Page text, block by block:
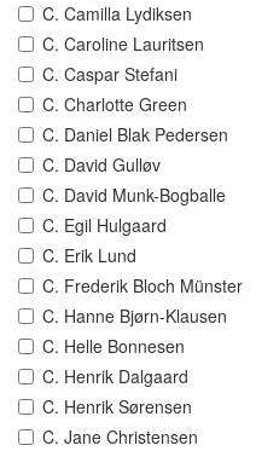
C. Camilla Lydiksen
C. Caroline Lauritsen
C. Caspar Stefani
C. Charlotte Green
C. Daniel Blak Pedersen
C. David Gulløv
C. David Munk-Bogballe
C. Egil Hulgaard
C. Erik Lund
C. Frederik Bloch Münster
C. Hanne Bjørn-Klausen
C. Helle Bonnesen
C. Henrik Dalgaard
C. Henrik Sørensen
C. Jane Christensen